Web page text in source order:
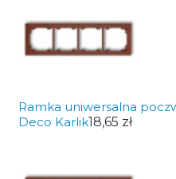
Ramka uniwersalna
Deco Karlik18,65 zł